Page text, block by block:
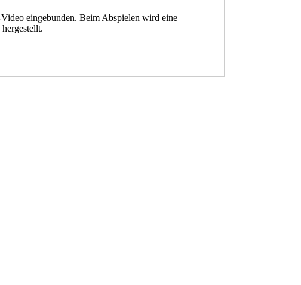
eingebunden. Beim Abspielen wird eine